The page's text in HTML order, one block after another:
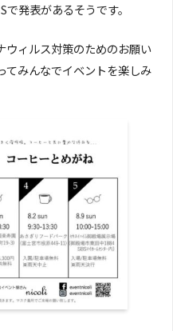
発表があるそうです。
ウィルス対策のためのお願い
てみんなでイベントを楽しみ